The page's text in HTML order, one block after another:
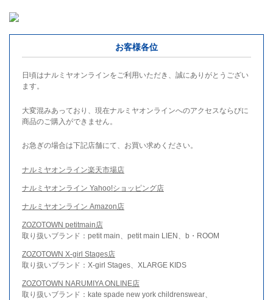
お客様各位
日頃はナルミヤオンラインをご利用いただき、誠にありがとうござい
ます。
大変混みあっており、現在ナルミヤオンラインへのアクセスならびに
商品のご購入ができません。
お急ぎの場合は下記店舗にて、お買い求めください。
ナルミヤオンライン楽天市場店
ナルミヤオンライン Yahoo!ショッピング店
ナルミヤオンライン Amazon店
ZOZOTOWN petitmain店
取り扱いブランド：petit main、petit main LIEN、b・ROOM
ZOZOTOWN X-girl Stages店
取り扱いブランド：X-girl Stages、XLARGE KIDS
ZOZOTOWN NARUMIYA ONLINE店
取り扱いブランド：kate spade new york childrenswear、